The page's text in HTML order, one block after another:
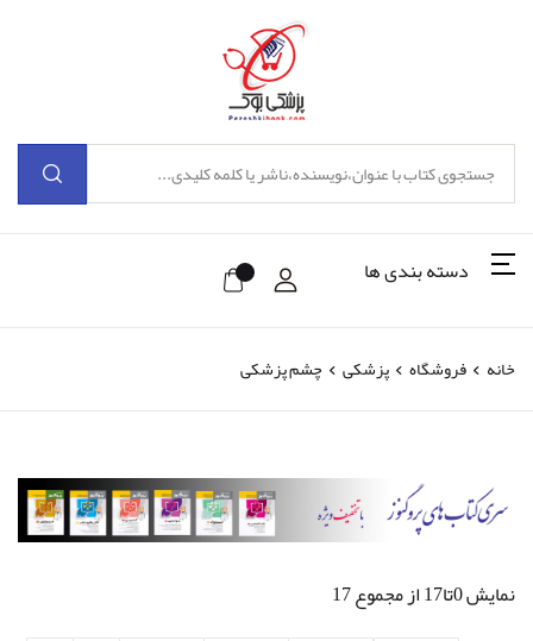
دسته بندی ها
خانه فروشگاه پزشکی چشم پزشکی
نمایش 0تا17 از مجموع 17